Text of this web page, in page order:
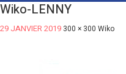
Wiko-LENNY
29 JANVIER 2019 300 × 300 Wiko